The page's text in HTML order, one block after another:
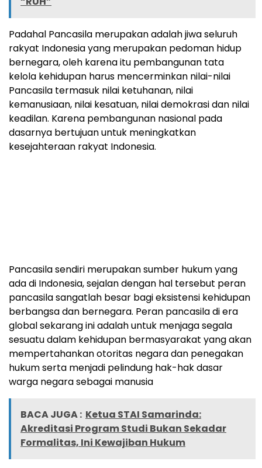
Padahal Pancasila merupakan adalah jiwa seluruh
rakyat Indonesia yang merupakan pedoman hidup
bernegara, oleh karena itu pembangunan tata
kelola kehidupan harus mencerminkan nilai-nilai
Pancasila termasuk nilai ketuhanan, nilai
kemanusiaan, nilai kesatuan, nilai demokrasi dan nilai
keadilan. Karena pembangunan nasional pada
dasarnya bertujuan untuk meningkatkan
kesejahteraan rakyat Indonesia.
Pancasila sendiri merupakan sumber hukum yang
ada di Indonesia, sejalan dengan hal tersebut peran
pancasila sangatlah besar bagi eksistensi kehidupan
berbangsa dan bernegara. Peran pancasila di era
global sekarang ini adalah untuk menjaga segala
sesuatu dalam kehidupan bermasyarakat yang akan
mempertahankan otoritas negara dan penegakan
hukum serta menjadi pelindung hak-hak dasar
warga negara sebagai manusia
BACA JUGA : Ketua STAI Samarinda:
Akreditasi Program Studi Bukan Sekadar
Formalitas, Ini Kewajiban Hukum